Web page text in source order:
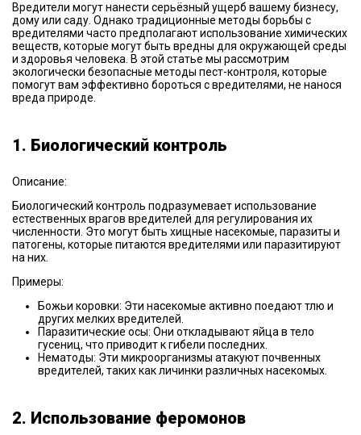
Вредители могут нанести серьёзный ущерб вашему бизнесу,
дому или саду. Однако традиционные методы борьбы с
вредителями часто предполагают использование химических
веществ, которые могут быть вредны для окружающей среды
и здоровья человека. В этой статье мы рассмотрим
экологически безопасные методы пест-контроля, которые
помогут вам эффективно бороться с вредителями, не нанося
вреда природе.
1. Биологический контроль
Описание:
Биологический контроль подразумевает использование
естественных врагов вредителей для регулирования их
численности. Это могут быть хищные насекомые, паразиты и
патогены, которые питаются вредителями или паразитируют
на них.
Примеры:
Божьи коровки: Эти насекомые активно поедают тлю и
других мелких вредителей.
Паразитические осы: Они откладывают яйца в тело
гусениц, что приводит к гибели последних.
Нематоды: Эти микроорганизмы атакуют почвенных
вредителей, таких как личинки различных насекомых.
2. Использование феромонов